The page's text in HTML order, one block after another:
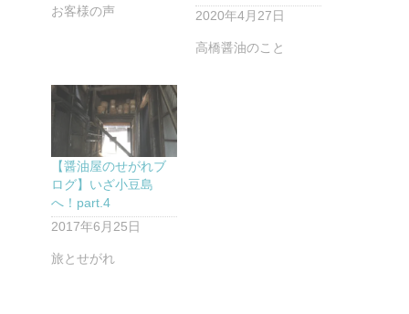
お客様の声
2020年4月27日
高橋醤油のこと
【醤油屋のせがれブ
ログ】いざ小豆島
へ！part.4
2017年6月25日
旅とせがれ